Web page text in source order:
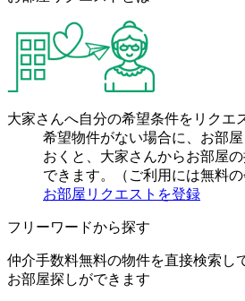
大家さんへ自分の希望条件をリクエ
希望物件がない場合に、お部
おくと、大家さんからお部屋
できます。（ご利用には無料の
お部屋リクエストを登録
フリーワードから探す
仲介手数料無料の物件を直接検索し
お部屋探しができます